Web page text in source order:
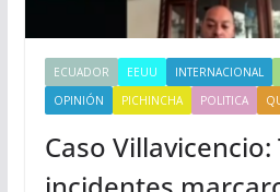
ECUADOR EEUU INTERNACIONAL
OPINIÓN
PICHINCHA POLITICA
Caso